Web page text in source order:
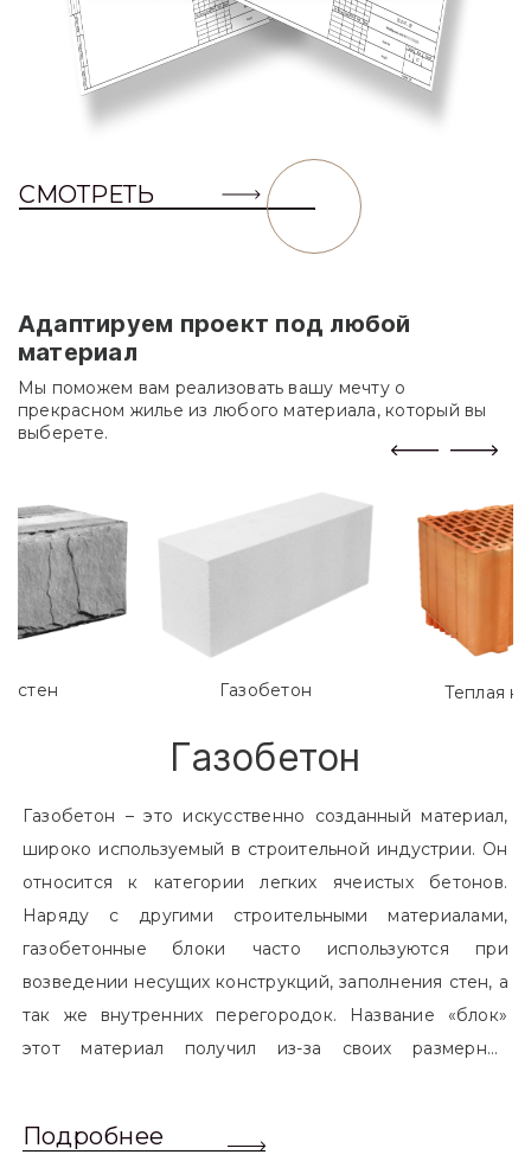
СМОТРЕТЬ
Адаптируем проект под любой
материал
Мы поможем вам реализовать вашу мечту о
прекрасном жилье из любого материала, который вы
выберете.
Газобетон Теплая
Газобетон
Газобетон – это искусственно созданный материал,
широко используемый в строительной индустрии. Он
относится к категории легких ячеистых бетонов.
Наряду с другими строительными материалами,
газобетонные блоки часто используются при
возведении несущих конструкций, заполнения стен, а
так же внутренних перегородок. Название «блок»
этот материал получил из-за своих размерных
обычный одинарный кирпич. Размер блоков различен
Подробнее